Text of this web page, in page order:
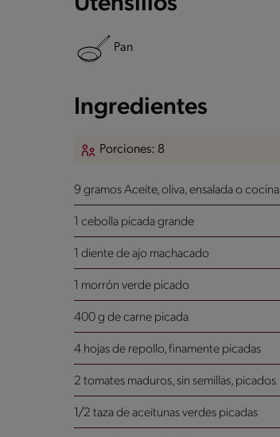
Pan
Ingredientes
Porciones: 8
9 gramos Aceite, oliva, ensalada o
1 cebolla picada grande
1 diente de ajo machacado
1 morrón verde picado
400 g de carne picada
4 hojas de repollo, finamente picadas
2 tomates maduros, sin semillas, picados
1/2 taza de aceitunas verdes picadas